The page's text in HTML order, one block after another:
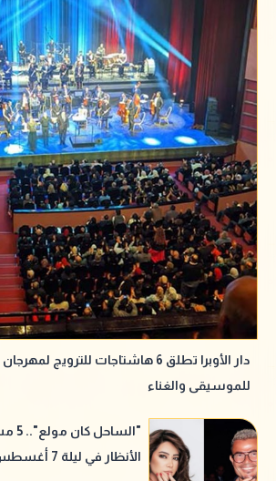
دار الأوبرا تطلق 6 هاشتاجات للترويج
للموسيقى والغناء
الأنظار في ليلة 7 أغسطس